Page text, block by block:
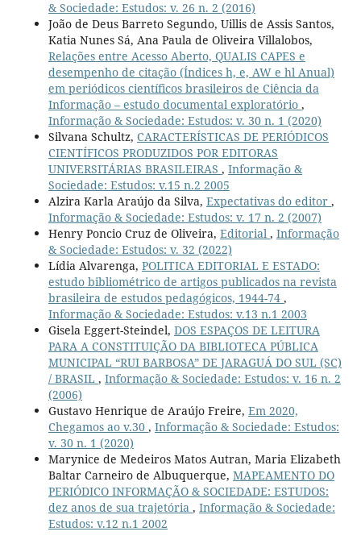
& Sociedade: Estudos: v. 26 n. 2 (2016)
João de Deus Barreto Segundo, Uillis de Assis Santos,
Katia Nunes Sá, Ana Paula de Oliveira Villalobos,
Relações entre Acesso Aberto, QUALIS CAPES e
desempenho de citação (Índices h, e, AW e hl Anual)
em periódicos científicos brasileiros de Ciência da
Informação – estudo documental exploratório ,
Informação & Sociedade: Estudos: v. 30 n. 1 (2020)
Silvana Schultz, CARACTERÍSTICAS DE PERIÓDICOS
CIENTÍFICOS PRODUZIDOS POR EDITORAS
UNIVERSITÁRIAS BRASILEIRAS , Informação &
Sociedade: Estudos: v.15 n.2 2005
Alzira Karla Araújo da Silva, Expectativas do editor ,
Informação & Sociedade: Estudos: v. 17 n. 2 (2007)
Henry Poncio Cruz de Oliveira, Editorial , Informação
& Sociedade: Estudos: v. 32 (2022)
Lídia Alvarenga, POLITICA EDITORIAL E ESTADO:
estudo bibliométrico de artigos publicados na revista
brasileira de estudos pedagógicos, 1944-74 ,
Informação & Sociedade: Estudos: v.13 n.1 2003
Gisela Eggert-Steindel, DOS ESPAÇOS DE LEITURA
PARA A CONSTITUIÇÃO DA BIBLIOTECA PÚBLICA
MUNICIPAL “RUI BARBOSA” DE JARAGUÁ DO SUL (SC)
/ BRASIL , Informação & Sociedade: Estudos: v. 16 n. 2
(2006)
Gustavo Henrique de Araújo Freire, Em 2020,
Chegamos ao v.30 , Informação & Sociedade: Estudos:
v. 30 n. 1 (2020)
Marynice de Medeiros Matos Autran, Maria Elizabeth
Baltar Carneiro de Albuquerque, MAPEAMENTO DO
PERIÓDICO INFORMAÇÃO & SOCIEDADE: ESTUDOS:
dez anos de sua trajetória , Informação & Sociedade:
Estudos: v.12 n.1 2002